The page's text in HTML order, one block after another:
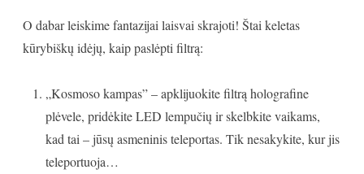
O dabar leiskime fantazijai laisvai skrajoti! Štai keletas
kūrybiškų idėjų, kaip paslėpti filtrą:
„Kosmoso kampas” – apklijuokite filtrą holografine
plėvele, pridėkite LED lempučių ir skelbkite vaikams,
kad tai – jūsų asmeninis teleportas. Tik nesakykite, kur jis
teleportuoja…